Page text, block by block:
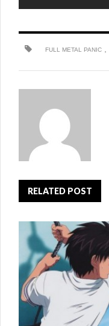
FULL METAL PANIC
RELATED POST